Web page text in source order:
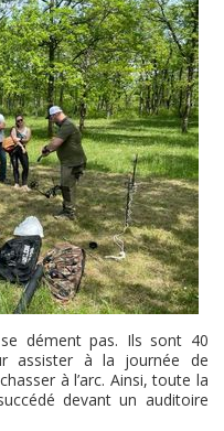
dément pas. Ils sont 40
assister à la journée de
à l’arc. Ainsi, toute la
devant un auditoire